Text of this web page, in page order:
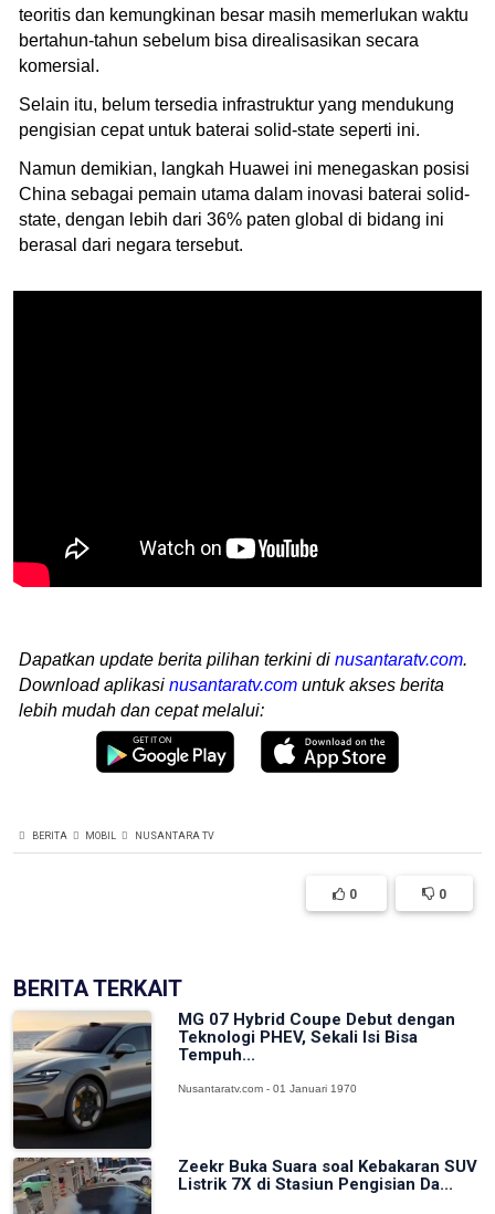
teoritis dan kemungkinan besar masih memerlukan waktu
bertahun-tahun sebelum bisa direalisasikan secara
komersial.
Selain itu, belum tersedia infrastruktur yang mendukung
pengisian cepat untuk baterai solid-state seperti ini.
Namun demikian, langkah Huawei ini menegaskan posisi
China sebagai pemain utama dalam inovasi baterai solid-
state, dengan lebih dari 36% paten global di bidang ini
berasal dari negara tersebut.
Dapatkan update berita pilihan terkini di nusantaratv.com.
Download aplikasi nusantaratv.com untuk akses berita
lebih mudah dan cepat melalui:
BERITA MOBIL NUSANTARA TV
0 0
BERITA TERKAIT
MG 07 Hybrid Coupe Debut dengan
Teknologi PHEV, Sekali Isi Bisa
Tempuh...
Nusantaratv.com - 01 Januari 1970
Zeekr Buka Suara soal Kebakaran SUV
Listrik 7X di Stasiun Pengisian Da...